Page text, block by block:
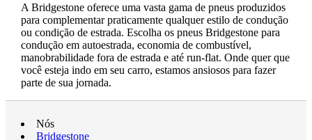
A Bridgestone oferece uma vasta gama de pneus produzidos
para complementar praticamente qualquer estilo de condução
ou condição de estrada. Escolha os pneus Bridgestone para
condução em autoestrada, economia de combustível,
manobrabilidade fora de estrada e até run-flat. Onde quer que
você esteja indo em seu carro, estamos ansiosos para fazer
parte de sua jornada.
Nós
Bridgestone